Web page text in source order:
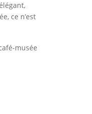
ce n’est
musée